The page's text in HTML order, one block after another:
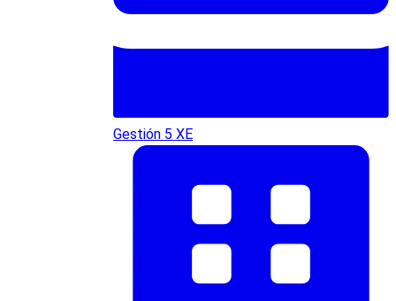
Gestión 5 XE